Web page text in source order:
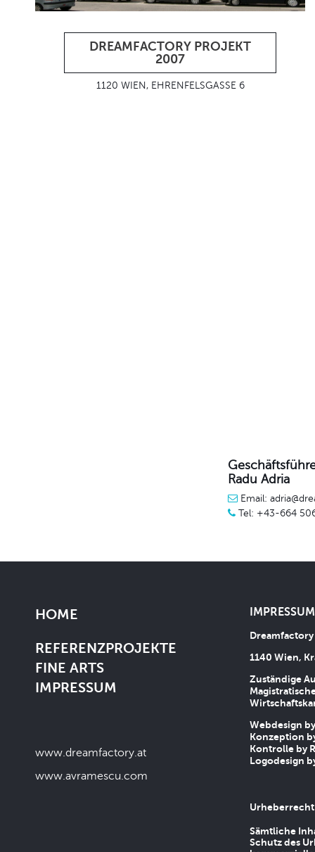
DREAMFACTORY PROJEKT
2007
1120 WIEN, EHRENFELSGASSE 6
Radu Adria
Email:
Tel: +43-664
HOME
REFERENZPROJEKTE
FINE ARTS
IMPRESSUM
www.dreamfactory.at
www.avramescu.com
1140 Wien,
Zuständige
Webdesign
Konzeption
Kontrolle by
Logodesign
Urheberrecht
Sämtliche
Schutz des